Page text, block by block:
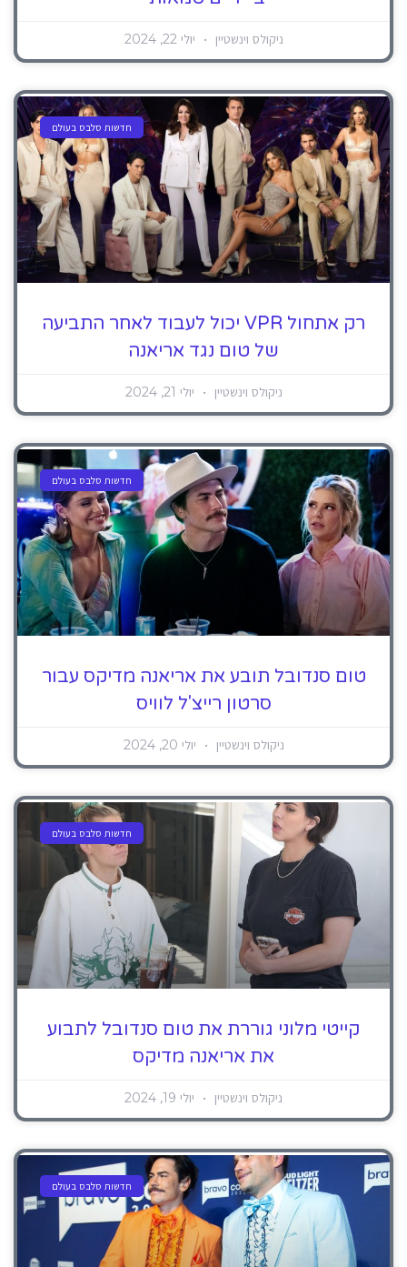
ניקולס וינשטיין יולי 22, 2024
חדשות סלבס בעולם
רק אתחול VPR יכול לעבוד לאחר התביעה
של טום נגד אריאנה
ניקולס וינשטיין יולי 21, 2024
חדשות סלבס בעולם
טום סנדובל תובע את אריאנה מדיקס עבור
סרטון רייצ'ל לוויס
ניקולס וינשטיין יולי 20, 2024
חדשות סלבס בעולם
קייטי מלוני גוררת את טום סנדובל לתבוע
את אריאנה מדיקס
ניקולס וינשטיין יולי 19, 2024
חדשות סלבס בעולם